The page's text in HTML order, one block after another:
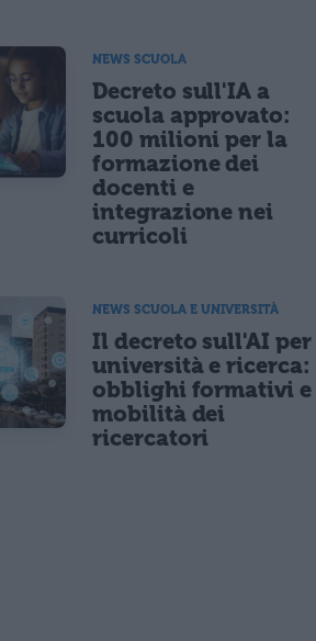
NEWS SCUOLA
Decreto sull'IA a
scuola approvato:
100 milioni per la
formazione dei
docenti e
integrazione nei
curricoli
NEWS SCUOLA E UNIVERSITÀ
Il decreto sull'AI per
università e ricerca:
obblighi formativi e
mobilità dei
ricercatori